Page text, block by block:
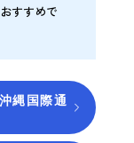
すすめで
縄国際通